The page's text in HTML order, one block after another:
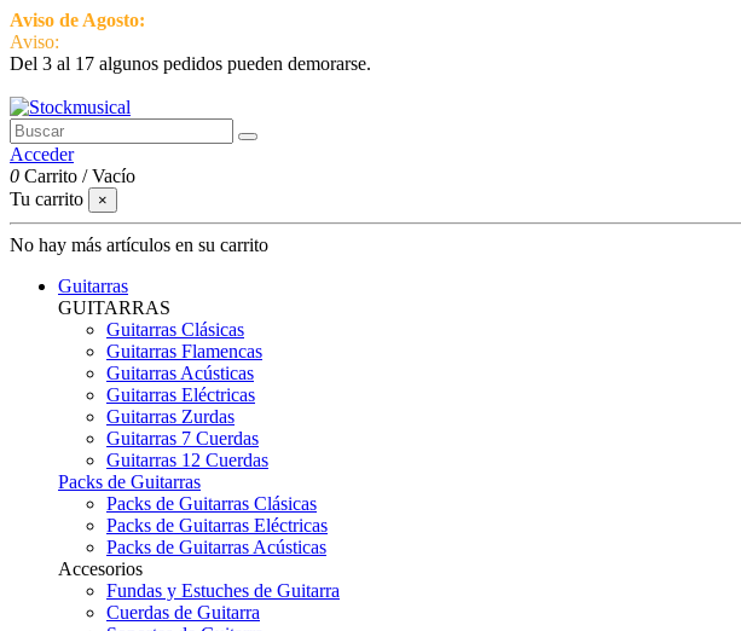
Aviso de Agosto:
Aviso:
Del 3 al 17 algunos pedidos pueden demorarse.
Acceder
0 Carrito /Vacío
Tu carrito
×
No hay más artículos en su carrito
Guitarras
GUITARRAS
Guitarras Clásicas
Guitarras Flamencas
Guitarras Acústicas
Guitarras Eléctricas
Guitarras Zurdas
Guitarras 7 Cuerdas
Guitarras 12 Cuerdas
Packs de Guitarras
Packs de Guitarras Clásicas
Packs de Guitarras Eléctricas
Packs de Guitarras Acústicas
Accesorios
Fundas y Estuches de Guitarra
Cuerdas de Guitarra